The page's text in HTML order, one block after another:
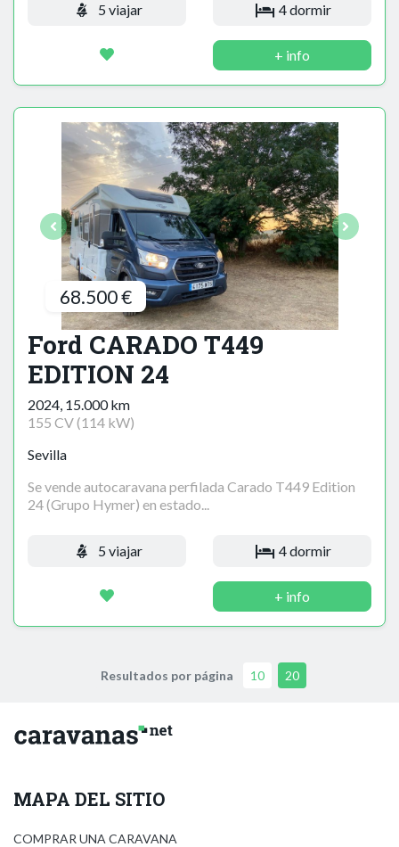
5 viajar 4 dormir
+ info
68.500 €
Ford CARADO T449
EDITION 24
2024, 15.000 km
155 CV (114 kW)
Sevilla
Se vende autocaravana perfilada Carado T449 Edition
24 (Grupo Hymer) en estado...
5 viajar 4 dormir
+ info
Resultados por página 10 20
MAPA DEL SITIO
COMPRAR UNA CARAVANA